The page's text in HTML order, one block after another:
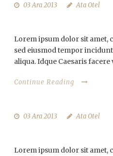
03 Ara 2013 Ata Otel
Lorem ipsum dolor sit amet,
sed eiusmod tempor
aliqua. Idque Caesaris facere
Continue Reading
03 Ara 2013 Ata Otel
Lorem ipsum dolor sit amet,